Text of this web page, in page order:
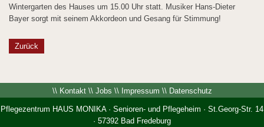
Wintergarten des Hauses um 15.00 Uhr statt. Musiker Hans-Dieter
Bayer sorgt mit seinem Akkordeon und Gesang für Stimmung!
Zurück
\\ Kontakt\\ Jobs \\ Impressum \\ Datenschutz
Pflegezentrum HAUS MONIKA · Senioren- und Pflegeheim · St.Georg-Str. 14
· 57392 Bad Fredeburg